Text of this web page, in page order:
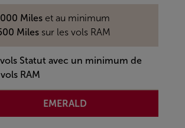
Mileset au minimum
Milessur les vols RAM
Statut avec un minimum de
RAM
EMERALD